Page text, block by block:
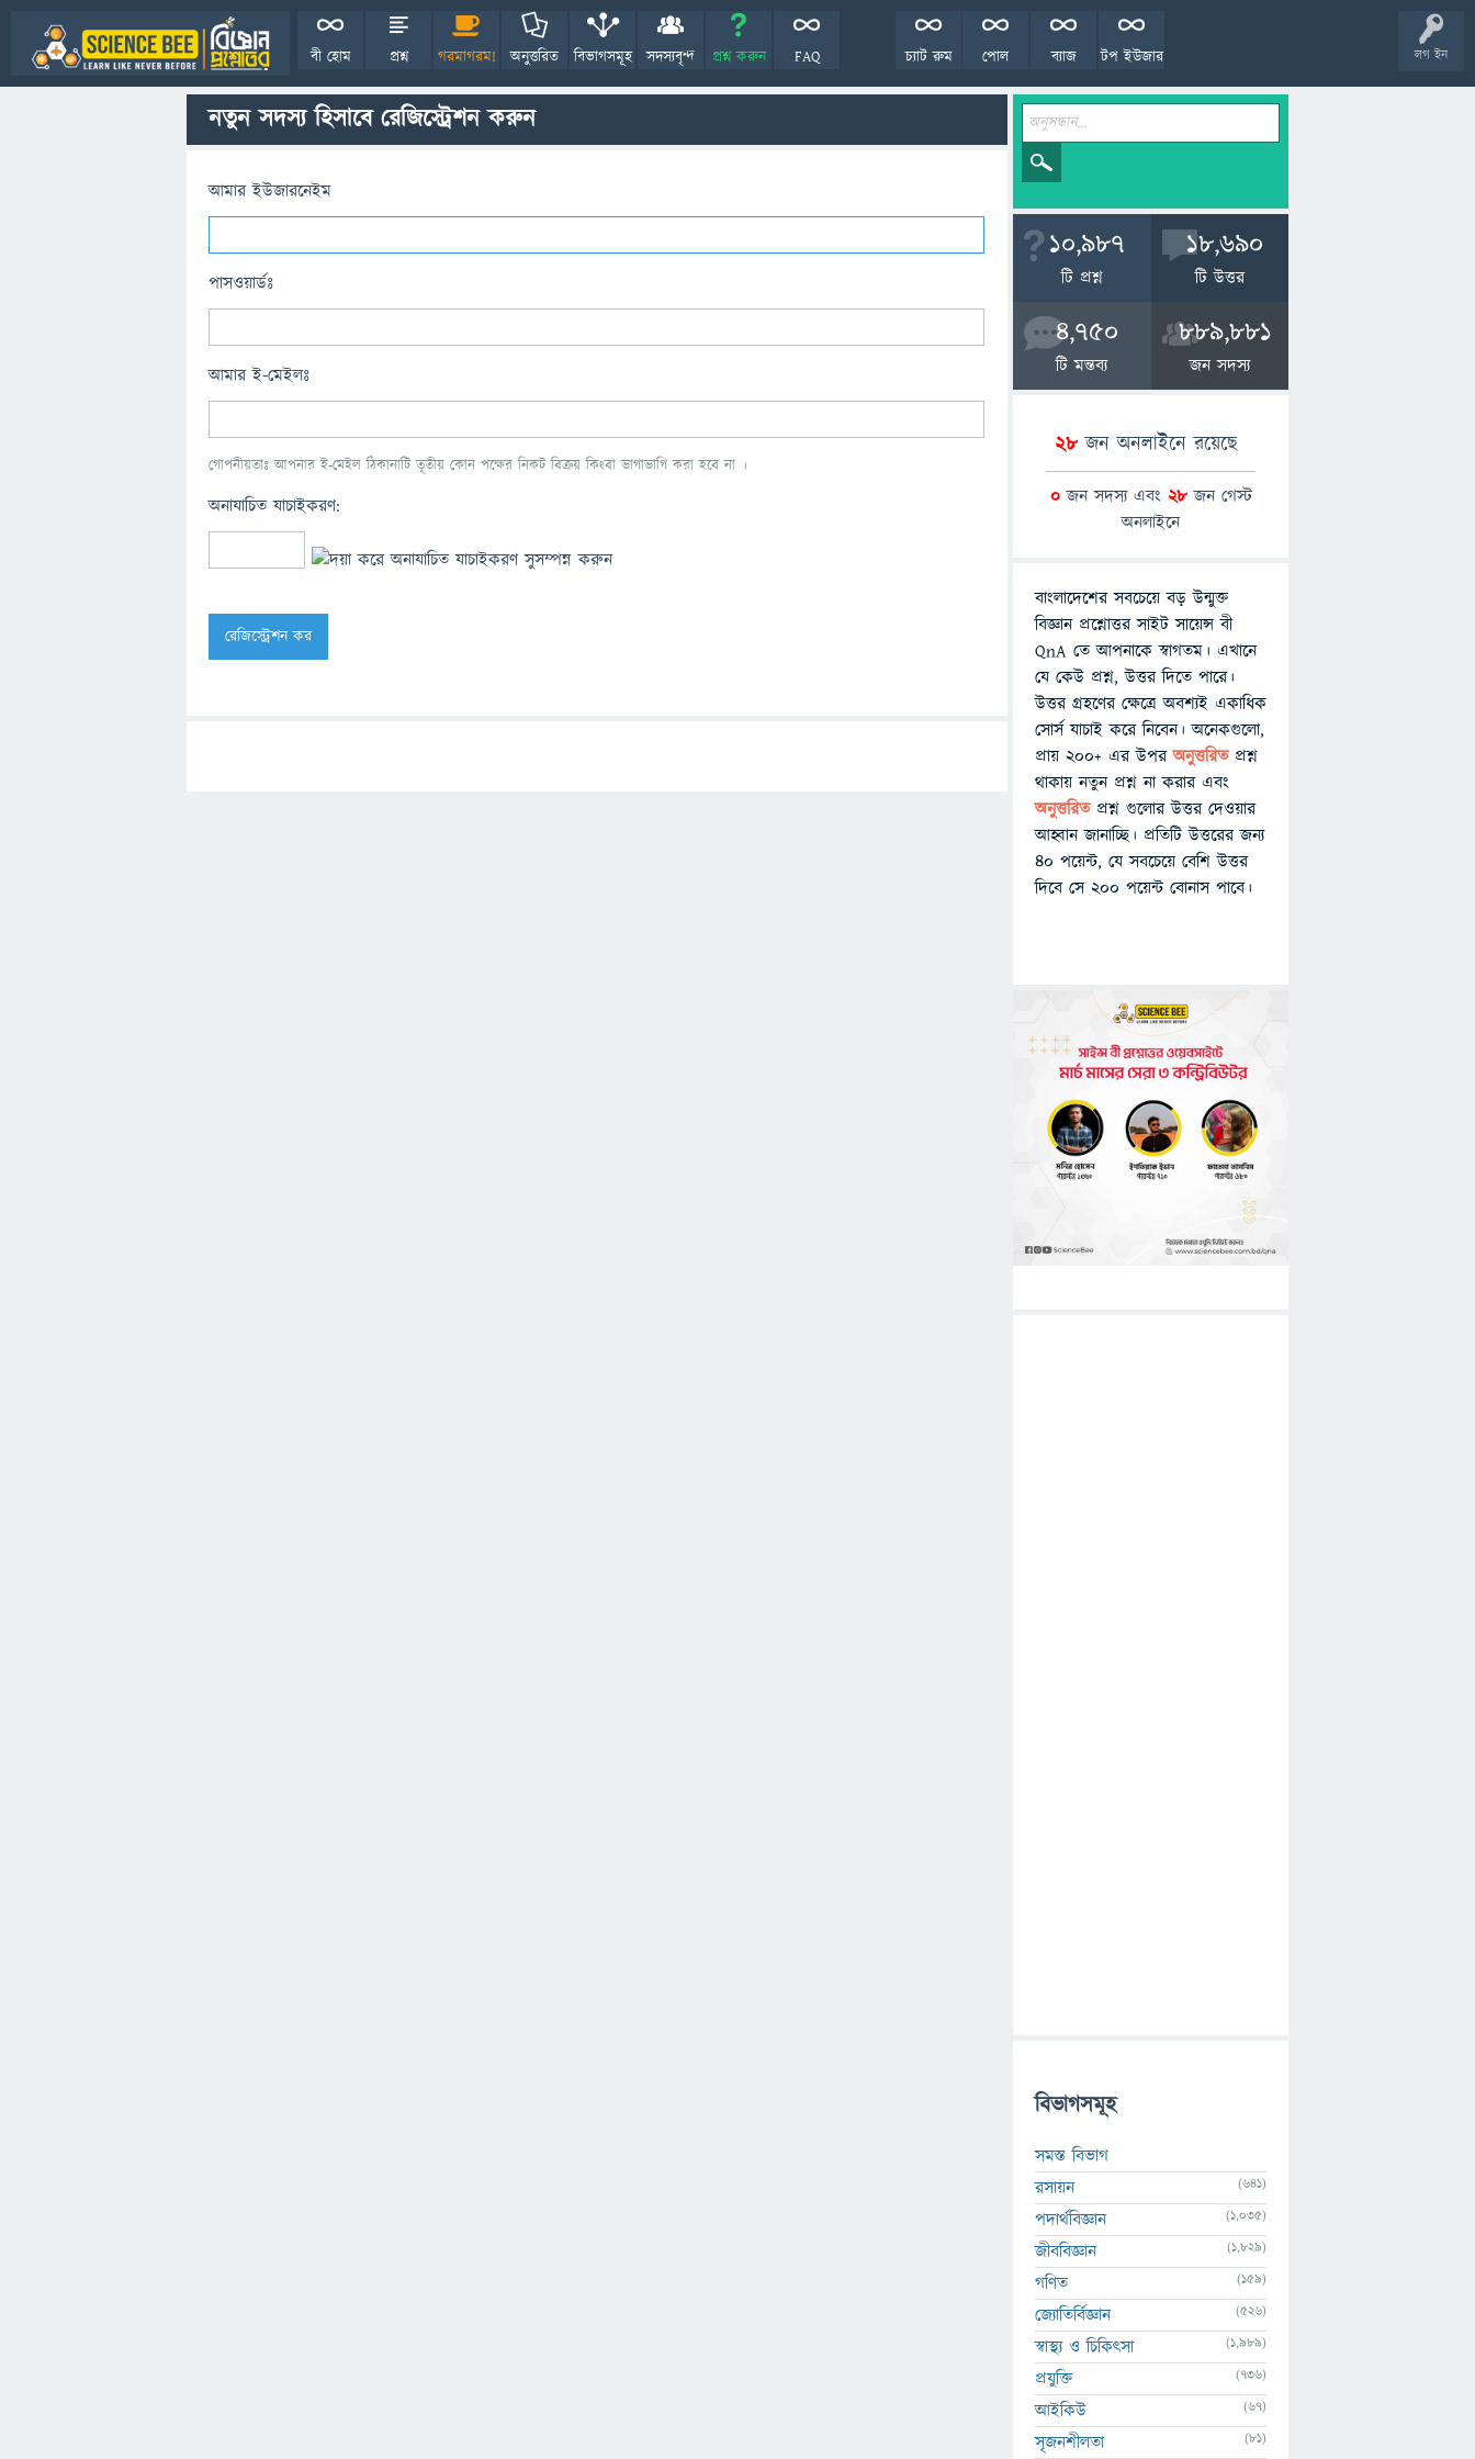
লগ ইন
বী হোম প্রশ্ন গরমাগরম! অনুত্তরিত বিভাগসমূহ সদস্যবৃন্দ প্রশ্ন করুন FAQ টপ ইউজার
ব্যাজ
পোল
চ্যাট রুম
নতুন সদস্য হিসাবে রেজিস্ট্রেশন করুন
আমার ইউজারনেইম
পাসওয়ার্ডঃ
আমার ই-মেইলঃ
গোপনীয়তাঃ আপনার ই-মেইল ঠিকানাটি তৃতীয় কোন পক্ষের নিকট বিক্রয় কিংবা ভাগাভাগি করা হবে না ।
অনাযাচিত যাচাইকরণ:
10,987
টি প্রশ্ন
18,690
টি উত্তর
4,750
টি মন্তব্য
889,881
জন সদস্য
28জন অনলাইনে রয়েছে
0জন সদস্য এবং 28জন গেস্ট
অনলাইনে
বাংলাদেশের সবচেয়ে বড় উন্মুক্ত
বিজ্ঞান প্রশ্নোত্তর সাইট সায়েন্স বী
QnA তে আপনাকে স্বাগতম। এখানে
যে কেউ প্রশ্ন, উত্তর দিতে পারে।
উত্তর গ্রহণের ক্ষেত্রে অবশ্যই একাধিক
সোর্স যাচাই করে নিবেন। অনেকগুলো,
প্রায় ২০০+ এর উপরঅনুত্তরিতপ্রশ্ন
থাকায় নতুন প্রশ্ন না করার এবং
অনুত্তরিত প্রশ্ন গুলোর উত্তর দেওয়ার
আহ্বান জানাচ্ছি। প্রতিটি উত্তরের জন্য
৪০ পয়েন্ট, যে সবচেয়ে বেশি উত্তর
দিবে সে ২০০ পয়েন্ট বোনাস পাবে।
বিভাগসমূহ
সমস্ত বিভাগ
রসায়ন
(641)
পদার্থবিজ্ঞান (1,035)
জীববিজ্ঞান (1,829)
গণিত (159)
জ্যোতির্বিজ্ঞান (526)
স্বাস্থ্য ও চিকিৎসা (1,989)
প্রযুক্তি (736)
আইকিউ (67)
সৃজনশীলতা (81)